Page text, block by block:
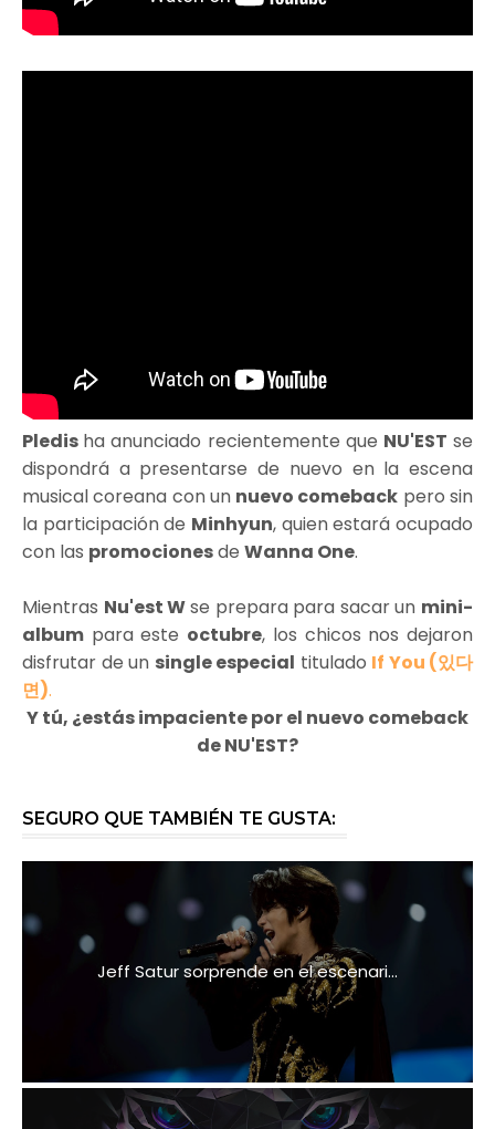
Pledis ha anunciado recientemente que NU'EST se
dispondrá a presentarse de nuevo en la escena
musical coreana con un nuevo comeback pero sin
la participación de Minhyun, quien estará ocupado
con las promocionesde Wanna One.
Mientras Nu'est Wse prepara para sacar un mini-
album para este octubre, los chicos nos dejaron
disfrutar de un single especial titulado If You (있다
면).
Y tú, ¿estás impaciente por el nuevo comeback
de NU'EST?
SEGURO QUE TAMBIÉN TE GUSTA:
Jeff Satur sorprende en el escenari...